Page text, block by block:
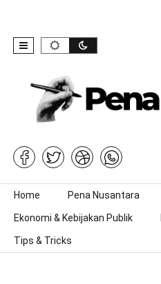
Skip to content
Home Pena Nusantara
Ekonomi & Kebijakan Publik
Tips & Tricks